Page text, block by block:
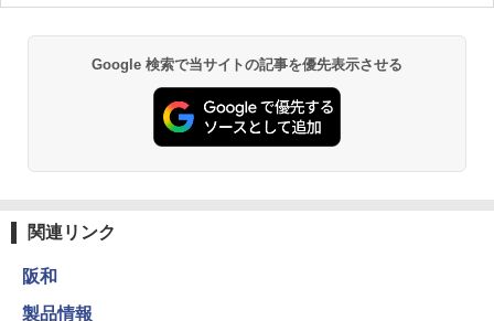
Google 検索で当サイトの記事を優先表示させる
関連リンク
阪和
製品情報